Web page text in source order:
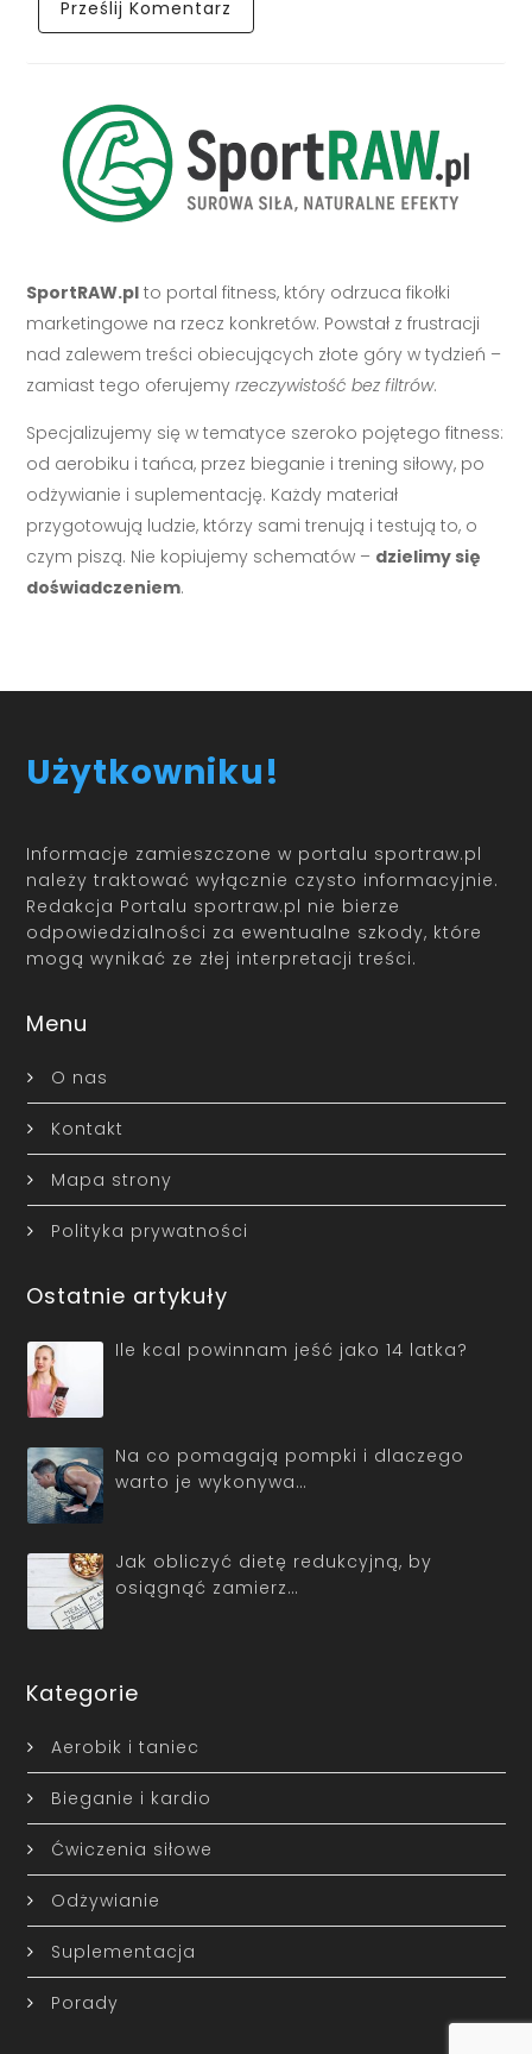
SportRAW.pl to portal fitness, który odrzuca fikołki
marketingowe na rzecz konkretów. Powstał z frustracji
nad zalewem treści obiecujących złote góry w tydzień –
zamiast tego oferujemyrzeczywistość bez filtrów.
Specjalizujemy się w tematyce szeroko pojętego fitness:
od aerobiku i tańca, przez bieganie i trening siłowy, po
odżywianie i suplementację. Każdy materiał
przygotowują ludzie, którzy sami trenują i testują to, o
czym piszą. Nie kopiujemy schematów – dzielimy się
doświadczeniem.
Użytkowniku!
Informacje zamieszczone w portalu sportraw.pl
należy traktować wyłącznie czysto informacyjnie.
Redakcja Portalu sportraw.pl nie bierze
odpowiedzialności za ewentualne szkody, które
mogą wynikać ze złej interpretacji treści.
Menu
O nas
Kontakt
Mapa strony
Polityka prywatności
Ostatnie artykuły
Ile kcal powinnam jeść jako 14 latka?
Na co pomagają pompki i dlaczego
warto je wykonywa…
Jak obliczyć dietę redukcyjną, by
osiągnąć zamierz…
Kategorie
Aerobik i taniec
Bieganie i kardio
Ćwiczenia siłowe
Odżywianie
Suplementacja
Porady